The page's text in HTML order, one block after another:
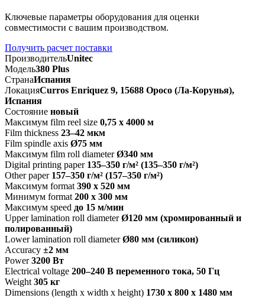
Ключевые параметры оборудования для оценки
совместимости с вашим производством.
Получить расчет поставки
ПроизводительUnitec
Модель380 Plus
СтранаИспания
ЛокацияCurros Enriquez 9, 15688 Оросо (Ла-Корунья),
Испания
Состояние новый
Максимум film reel size 0,75 х 4000 м
Film thickness 23–42 мкм
Film spindle axis Ø75 мм
Максимум film roll diameter Ø340 мм
Digital printing paper 135–350 г/м² (135–350 г/м²)
Other paper 157–350 г/м² (157–350 г/м²)
Максимум format 390 x 520 мм
Минимум format 200 x 300 мм
Максимум speed до 15 м/мин
Upper lamination roll diameter Ø120 мм (хромированный и
полированный)
Lower lamination roll diameter Ø80 мм (силикон)
Accuracy ±2 мм
Power 3200 Вт
Electrical voltage 200–240 В переменного тока, 50 Гц
Weight 305 кг
Dimensions (length x width x height) 1730 x 800 x 1480 мм